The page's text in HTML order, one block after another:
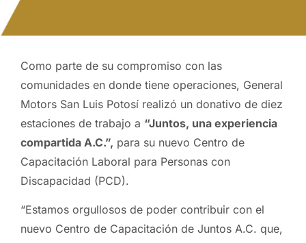
Como parte de su compromiso con las
comunidades en donde tiene operaciones, General
Motors San Luis Potosí realizó un donativo de diez
estaciones de trabajo a “Juntos, una experiencia
compartida A.C.”, para su nuevo Centro de
Capacitación Laboral para Personas con
Discapacidad (PCD).
“Estamos orgullosos de poder contribuir con el
nuevo Centro de Capacitación de Juntos A.C. que,